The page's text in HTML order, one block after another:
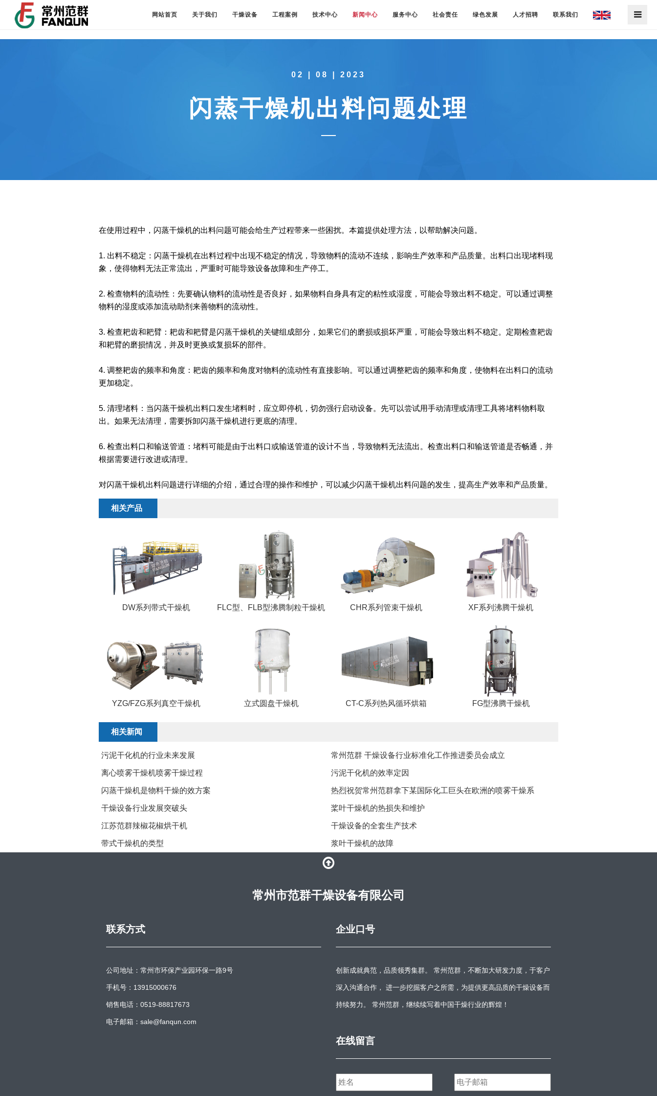
网站首页 关于我们 干燥设备 工程案例 技术中心 新闻中心 服务中心 社会责任 绿色发展 人才招聘 联系我们
02 | 08 | 2023
​闪蒸干燥机出料问题处理
在使用过程中，闪蒸干燥机的出料问题可能会给生产过程带来一些困扰。本篇提供处理方法，以帮助解决问题。
1. 出料不稳定：闪蒸干燥机在出料过程中出现不稳定的情况，导致物料的流动不连续，影响生产效率和产品质量。出料口出现堵料现
象，使得物料无法正常流出，严重时可能导致设备故障和生产停工。
2. 检查物料的流动性：先要确认物料的流动性是否良好，如果物料自身具有定的粘性或湿度，可能会导致出料不稳定。可以通过调整
物料的湿度或添加流动助剂来善物料的流动性。
3. 检查耙齿和耙臂：耙齿和耙臂是闪蒸干燥机的关键组成部分，如果它们的磨损或损坏严重，可能会导致出料不稳定。定期检查耙齿
和耙臂的磨损情况，并及时更换或复损坏的部件。
4. 调整耙齿的频率和角度：耙齿的频率和角度对物料的流动性有直接影响。可以通过调整耙齿的频率和角度，使物料在出料口的流动
更加稳定。
5. 清理堵料：当闪蒸干燥机出料口发生堵料时，应立即停机，切勿强行启动设备。先可以尝试用手动清理或清理工具将堵料物料取
出。如果无法清理，需要拆卸闪蒸干燥机进行更底的清理。
6. 检查出料口和输送管道：堵料可能是由于出料口或输送管道的设计不当，导致物料无法流出。检查出料口和输送管道是否畅通，并
根据需要进行改进或清理。
对闪蒸干燥机出料问题进行详细的介绍，通过合理的操作和维护，可以减少闪蒸干燥机出料问题的发生，提高生产效率和产品质量。
相关产品
DW系列带式干燥机 FLC型、FLB型沸腾制粒干燥机 CHR系列管束干燥机 XF系列沸腾干燥机
YZG/FZG系列真空干燥机 立式圆盘干燥机 CT-C系列热风循环烘箱 FG型沸腾干燥机
相关新闻
污泥干化机的行业未来发展 常州范群 干燥设备行业标准化工作推进委员会成立
离心喷雾干燥机喷雾干燥过程 污泥干化机的效率定因
闪蒸干燥机是物料干燥的效方案 热烈祝贺常州范群拿下某国际化工巨头在欧洲的喷雾干燥系
干燥设备行业发展突破头 桨叶干燥机的热损失和维护
江苏范群辣椒花椒烘干机 干燥设备的全套生产技术
带式干燥机的类型 浆叶干燥机的故障
常州市范群干燥设备有限公司
联系方式
公司地址：常州市环保产业园环保一路9号
手机号：13915000676
销售电话：0519-88817673
电子邮箱：sale@fanqun.com
企业口号
创新成就典范，品质领秀集群。 常州范群，不断加大研发力度，于客户
深入沟通合作， 进一步挖掘客户之所需，为提供更高品质的干燥设备而
持续努力。 常州范群，继续续写着中国干燥行业的辉煌！
在线留言